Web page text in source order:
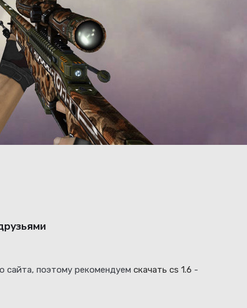
сайта, поэтому рекомендуем скачать cs 1.6 -